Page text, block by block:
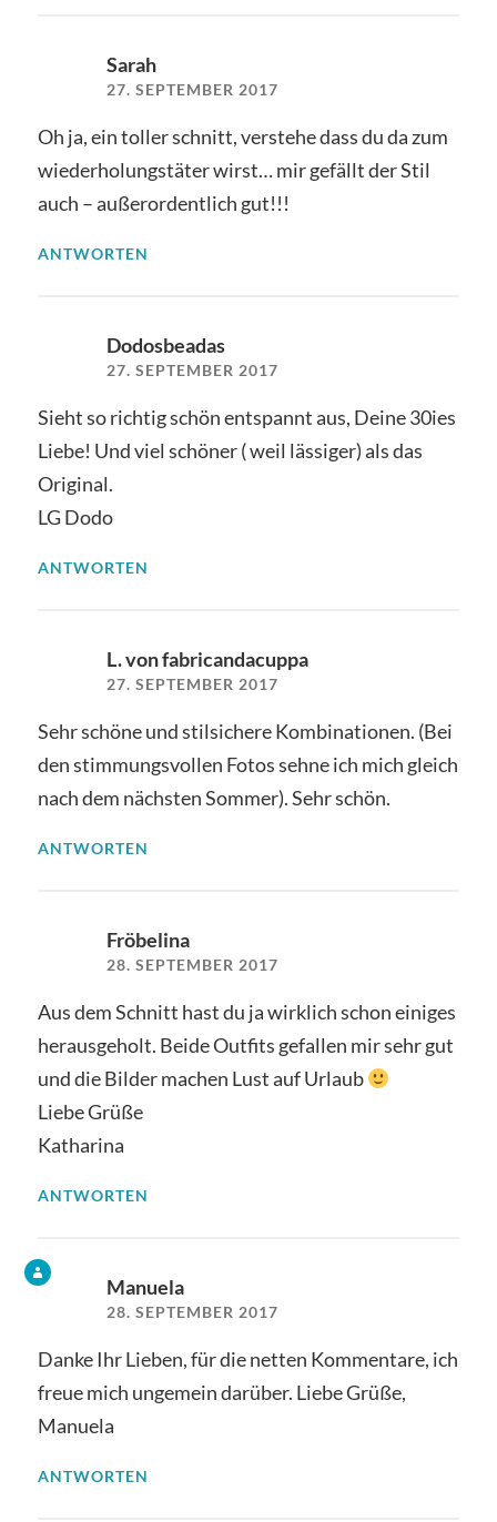
Sarah
27. SEPTEMBER 2017
Oh ja, ein toller schnitt, verstehe dass du da zum
wiederholungstäter wirst… mir gefällt der Stil
auch – außerordentlich gut!!!
ANTWORTEN
Dodosbeadas
27. SEPTEMBER 2017
Sieht so richtig schön entspannt aus, Deine 30ies
Liebe! Und viel schöner ( weil lässiger) als das
Original.
LG Dodo
ANTWORTEN
L. von fabricandacuppa
27. SEPTEMBER 2017
Sehr schöne und stilsichere Kombinationen. (Bei
den stimmungsvollen Fotos sehne ich mich gleich
nach dem nächsten Sommer). Sehr schön.
ANTWORTEN
Fröbelina
28. SEPTEMBER 2017
Aus dem Schnitt hast du ja wirklich schon einiges
herausgeholt. Beide Outfits gefallen mir sehr gut
und die Bilder machen Lust auf Urlaub
Liebe Grüße
Katharina
ANTWORTEN
Manuela
28. SEPTEMBER 2017
Danke Ihr Lieben, für die netten Kommentare, ich
freue mich ungemein darüber. Liebe Grüße,
Manuela
ANTWORTEN